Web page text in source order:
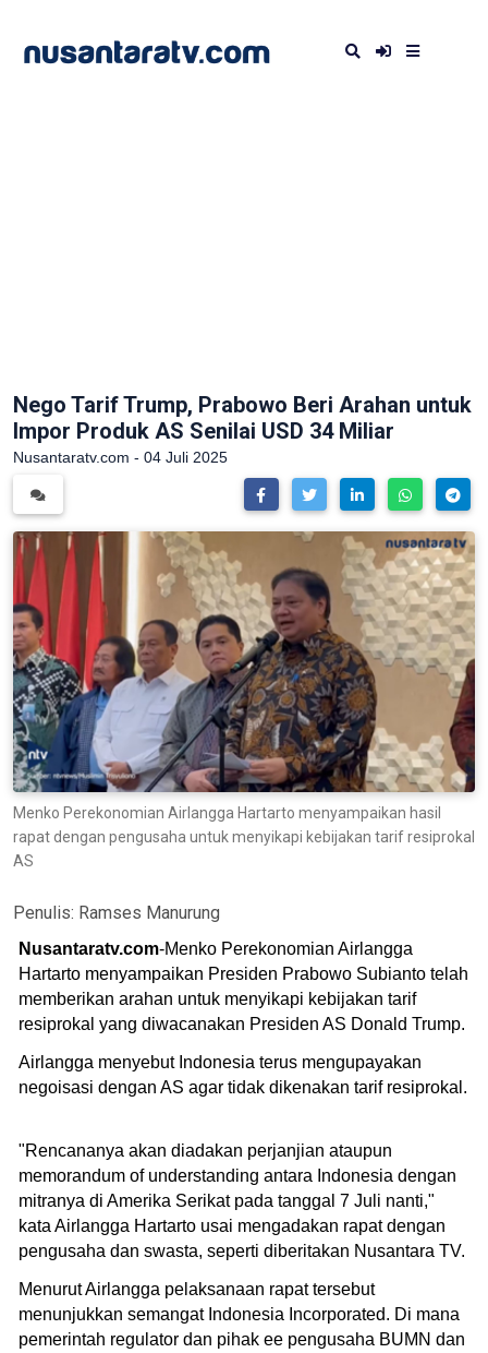
Nego Tarif Trump, Prabowo Beri Arahan untuk
Impor Produk AS Senilai USD 34 Miliar
Nusantaratv.com - 04 Juli 2025
Menko Perekonomian Airlangga Hartarto menyampaikan hasil
rapat dengan pengusaha untuk menyikapi kebijakan tarif resiprokal
AS
Penulis: Ramses Manurung
Nusantaratv.com-Menko Perekonomian Airlangga
Hartarto menyampaikan Presiden Prabowo Subianto telah
memberikan arahan untuk menyikapi kebijakan tarif
resiprokal yang diwacanakan Presiden AS Donald Trump.
Airlangga menyebut Indonesia terus mengupayakan
negoisasi dengan AS agar tidak dikenakan tarif resiprokal.
"Rencananya akan diadakan perjanjian ataupun
memorandum of understanding antara Indonesia dengan
mitranya di Amerika Serikat pada tanggal 7 Juli nanti,"
kata Airlangga Hartarto usai mengadakan rapat dengan
pengusaha dan swasta, seperti diberitakan Nusantara TV.
Menurut Airlangga pelaksanaan rapat tersebut
menunjukkan semangat Indonesia Incorporated. Di mana
pemerintah regulator dan pihak ee pengusaha BUMN dan